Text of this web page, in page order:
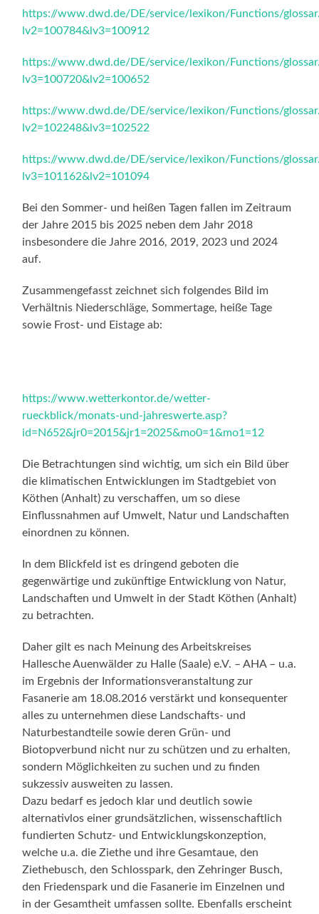
https://www.dwd.de/DE/service/lexikon/Functions/
lv2=100784&lv3=100912
https://www.dwd.de/DE/service/lexikon/Functions/
lv3=100720&lv2=100652
https://www.dwd.de/DE/service/lexikon/Functions/
lv2=102248&lv3=102522
https://www.dwd.de/DE/service/lexikon/Functions/
lv3=101162&lv2=101094
Bei den Sommer- und heißen Tagen fallen im Zeitraum
der Jahre 2015 bis 2025 neben dem Jahr 2018
insbesondere die Jahre 2016, 2019, 2023 und 2024
auf.
Zusammengefasst zeichnet sich folgendes Bild im
Verhältnis Niederschläge, Sommertage, heiße Tage
sowie Frost- und Eistage ab:
https://www.wetterkontor.de/wetter-
rueckblick/monats-und-jahreswerte.asp?
id=N652&jr0=2015&jr1=2025&mo0=1&mo1=12
Die Betrachtungen sind wichtig, um sich ein Bild über
die klimatischen Entwicklungen im Stadtgebiet von
Köthen (Anhalt) zu verschaffen, um so diese
Einflussnahmen auf Umwelt, Natur und Landschaften
einordnen zu können.
In dem Blickfeld ist es dringend geboten die
gegenwärtige und zukünftige Entwicklung von Natur,
Landschaften und Umwelt in der Stadt Köthen (Anhalt)
zu betrachten.
Daher gilt es nach Meinung des Arbeitskreises
Hallesche Auenwälder zu Halle (Saale) e.V. – AHA – u.a.
im Ergebnis der Informationsveranstaltung zur
Fasanerie am 18.08.2016 verstärkt und konsequenter
alles zu unternehmen diese Landschafts- und
Naturbestandteile sowie deren Grün- und
Biotopverbund nicht nur zu schützen und zu erhalten,
sondern Möglichkeiten zu suchen und zu finden
sukzessiv ausweiten zu lassen.
Dazu bedarf es jedoch klar und deutlich sowie
alternativlos einer grundsätzlichen, wissenschaftlich
fundierten Schutz- und Entwicklungskonzeption,
welche u.a. die Ziethe und ihre Gesamtaue, den
Ziethebusch, den Schlosspark, den Zehringer Busch,
den Friedenspark und die Fasanerie im Einzelnen und
in der Gesamtheit umfassen sollte. Ebenfalls erscheint